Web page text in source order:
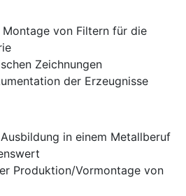
von Filtern für die
Zeichnungen
der Erzeugnisse
in einem Metallberuf
Produktion/Vormontage von